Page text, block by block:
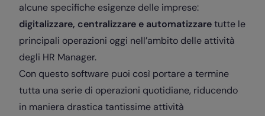
alcune specifiche esigenze delle imprese:
digitalizzare, centralizzare e automatizzaretutte le
principali operazioni oggi nell’ambito delle attività
degli HR Manager.
Con questo software puoi così portare a termine
tutta una serie di operazioni quotidiane, riducendo
in maniera drastica tantissime attività